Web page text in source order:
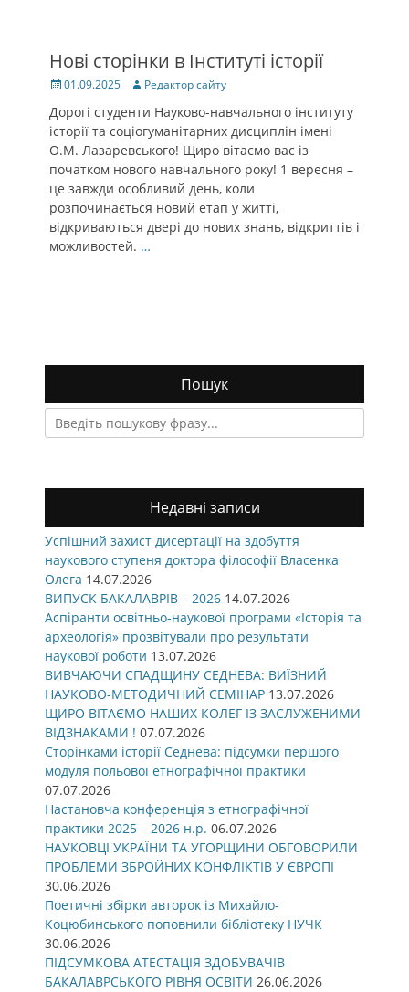
Нові сторінки в Інституті історії
Posted
01.09.2025 Author
Редактор сайту
Дорогі студенти Науково-навчального інституту
історії та соціогуманітарних дисциплін імені
О.М. Лазаревського! Щиро вітаємо вас із
початком нового навчального року! 1 вересня –
це завжди особливий день, коли
розпочинається новий етап у житті,
відкриваються двері до нових знань, відкриттів і
можливостей. …
Пошук
Search
for:
Недавні записи
Успішний захист дисертації на здобуття
наукового ступеня доктора філософії Власенка
Олега 14.07.2026
ВИПУСК БАКАЛАВРІВ – 2026 14.07.2026
Аспіранти освітньо-наукової програми «Історія та
археологія» прозвітували про результати
наукової роботи 13.07.2026
ВИВЧАЮЧИ СПАДЩИНУ СЕДНЕВА: ВИЇЗНИЙ
НАУКОВО-МЕТОДИЧНИЙ СЕМІНАР 13.07.2026
ЩИРО ВІТАЄМО НАШИХ КОЛЕГ ІЗ ЗАСЛУЖЕНИМИ
ВІДЗНАКАМИ ! 07.07.2026
Сторінками історії Седнева: підсумки першого
модуля польової етнографічної практики
07.07.2026
Настановча конференція з етнографічної
практики 2025 – 2026 н.р. 06.07.2026
НАУКОВЦІ УКРАЇНИ ТА УГОРЩИНИ ОБГОВОРИЛИ
ПРОБЛЕМИ ЗБРОЙНИХ КОНФЛІКТІВ У ЄВРОПІ
30.06.2026
Поетичні збірки авторок із Михайло-
Коцюбинського поповнили бібліотеку НУЧК
30.06.2026
ПІДСУМКОВА АТЕСТАЦІЯ ЗДОБУВАЧІВ
БАКАЛАВРСЬКОГО РІВНЯ ОСВІТИ 26.06.2026